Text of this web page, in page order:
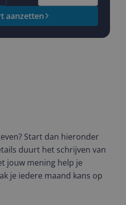
aanzetten
Start dan hieronder
duurt het schrijven van
jouw mening help je
je iedere maand kans op